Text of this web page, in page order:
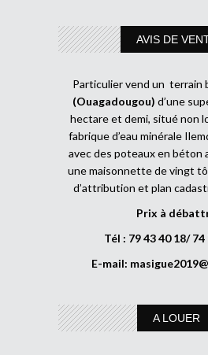
AVIS DE
Particulier vend un terrain
(Ouagadougou) d’une
hectare et demi, situé non
fabrique d’eau minérale
avec des poteaux en béton
une maisonnette de vingt
d’attribution et plan
Prix à
Tél : 79 43 40 18/ 74
E-mail:
A LOUER